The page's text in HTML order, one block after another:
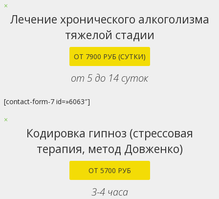
×
Лечение хронического алкоголизма
тяжелой стадии
ОТ 7900 РУБ (СУТКИ)
от 5 до 14 суток
[contact-form-7 id=»6063″]
×
Кодировка гипноз (стрессовая
терапия, метод Довженко)
ОТ 5700 РУБ
3-4 часа